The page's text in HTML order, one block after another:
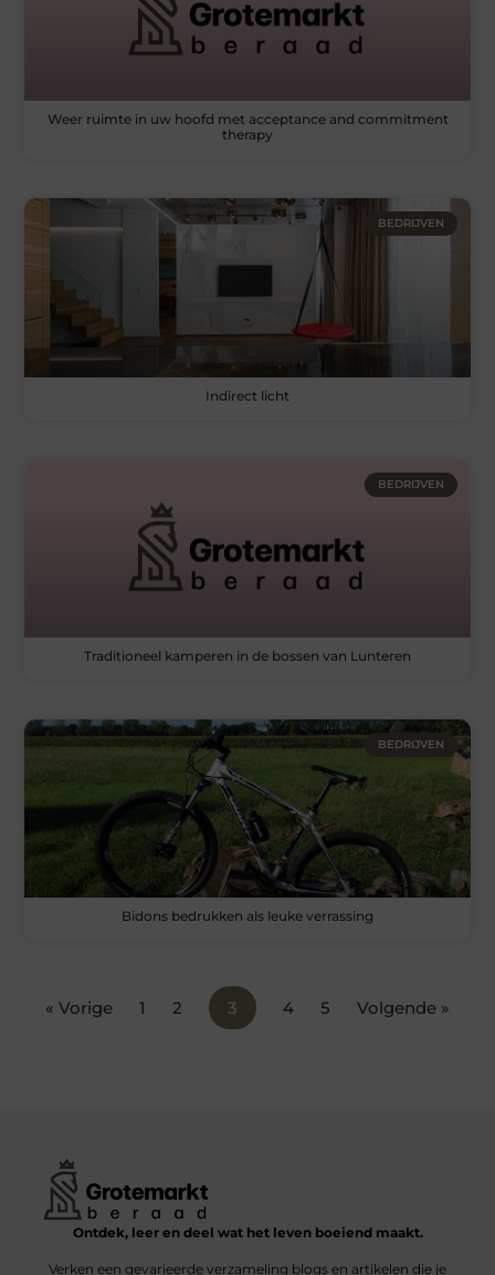
Weer ruimte in uw hoofd met acceptance and commitment
therapy
BEDRIJVEN
Indirect licht
BEDRIJVEN
Traditioneel kamperen in de bossen van Lunteren
BEDRIJVEN
Bidons bedrukken als leuke verrassing
« Vorige 1 2 3 4 5 Volgende »
Ontdek, leer en deel wat het leven boeiend maakt.
Verken een gevarieerde verzameling blogs en artikelen die je